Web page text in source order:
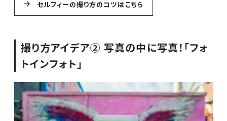
セルフィーの撮り方のコツはこちら
撮り方アイデア② 写真の中に写真！「フォ
トインフォト」